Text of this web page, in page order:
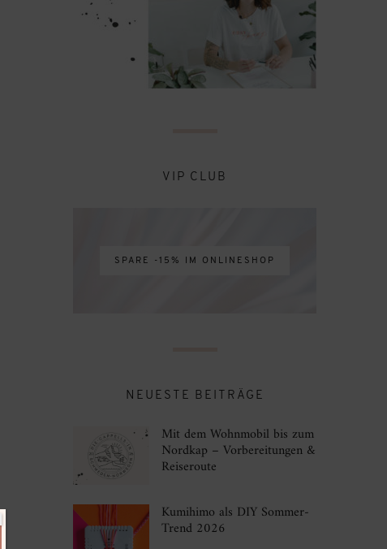
VIP CLUB
SPARE -15% IM ONLINESHOP
NEUESTE BEITRÄGE
Mit dem Wohnmobil bis zum
Nordkap – Vorbereitungen &
Reiseroute
Kumihimo als DIY Sommer-
Trend 2026